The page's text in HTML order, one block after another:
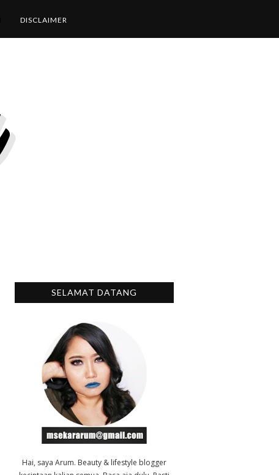
DISCLAIMER
SELAMAT DATANG
Hai, saya Arum. Beauty & lifestyle blogger